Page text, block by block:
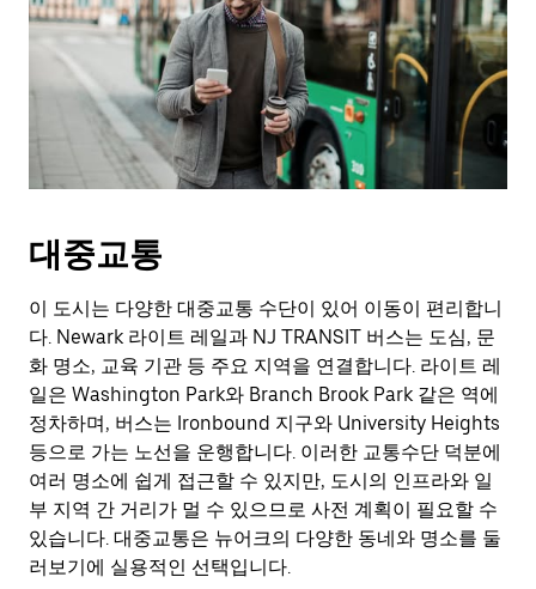
대중교통
이 도시는 다양한 대중교통 수단이 있어 이동이 편리합니
다. Newark 라이트 레일과 NJ TRANSIT 버스는 도심, 문
화 명소, 교육 기관 등 주요 지역을 연결합니다. 라이트 레
일은 Washington Park와 Branch Brook Park 같은 역에
정차하며, 버스는 Ironbound 지구와 University Heights
등으로 가는 노선을 운행합니다. 이러한 교통수단 덕분에
여러 명소에 쉽게 접근할 수 있지만, 도시의 인프라와 일
부 지역 간 거리가 멀 수 있으므로 사전 계획이 필요할 수
있습니다. 대중교통은 뉴어크의 다양한 동네와 명소를 둘
러보기에 실용적인 선택입니다.